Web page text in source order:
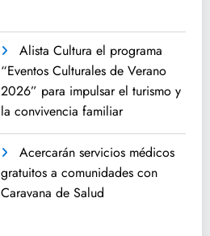
Alista Cultura el programa
“Eventos Culturales de Verano
2026” para impulsar el turismo y
la convivencia familiar
Acercarán servicios médicos
gratuitos a comunidades con
Caravana de Salud